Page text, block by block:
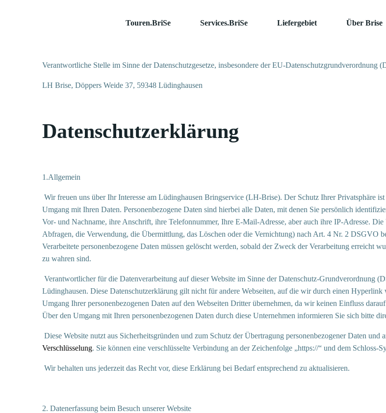
Touren.BriSe Services.BriSe Liefergebiet Über Brise
Verantwortliche Stelle im Sinne der Datenschutzgesetze, insbesondere der EU-Datenschutzgrundverordnung
LH Brise, Döppers Weide 37, 59348 Lüdinghausen
Datenschutzerklärung
1.Allgemein
Wir freuen uns über Ihr Interesse am Lüdinghausen Bringservice (LH-Brise). Der Schutz Ihrer Privatsphäre
Umgang mit Ihren Daten. Personenbezogene Daten sind hierbei alle Daten, mit denen Sie persönlich
Vor- und Nachname, ihre Anschrift, ihre Telefonnummer, Ihre E-Mail-Adresse, aber auch ihre IP-Adresse. Die
Abfragen, die Verwendung, die Übermittlung, das Löschen oder die Vernichtung) nach Art. 4 Nr. 2 DSGVO
Verarbeitete personenbezogene Daten müssen gelöscht werden, sobald der Zweck der Verarbeitung erreicht
zu wahren sind.
Verantwortlicher für die Datenverarbeitung auf dieser Website im Sinne der Datenschutz-Grundverordnung
Lüdinghausen. Diese Datenschutzerklärung gilt nicht für andere Webseiten, auf die wir durch einen
Umgang Ihrer personenbezogenen Daten auf den Webseiten Dritter übernehmen, da wir keinen Einfluss
Über den Umgang mit Ihren personenbezogenen Daten durch diese Unternehmen informieren Sie sich bitte
Diese Website nutzt aus Sicherheitsgründen und zum Schutz der Übertragung personenbezogener Daten
Verschlüsselung. Sie können eine verschlüsselte Verbindung an der Zeichenfolge „https://“ und dem Schloss-
Wir behalten uns jederzeit das Recht vor, diese Erklärung bei Bedarf entsprechend zu aktualisieren.
2. Datenerfassung beim Besuch unserer Website